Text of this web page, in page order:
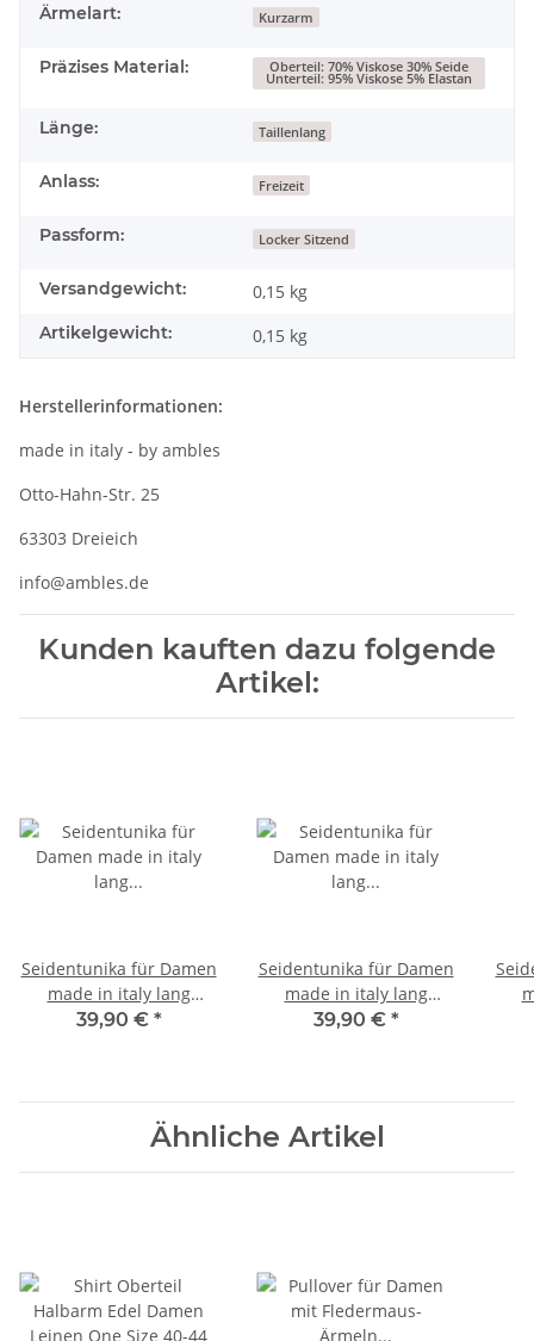
Ärmelart: Kurzarm
Präzises Material: Oberteil: 70% Viskose 30% Seide
Unterteil: 95% Viskose 5% Elastan
Länge: Taillenlang
Anlass: Freizeit
Passform: Locker Sitzend
Versandgewicht: 0,15 kg
Artikelgewicht: 0,15 kg
Herstellerinformationen:
made in italy - by ambles
Otto-Hahn-Str. 25
63303 Dreieich
info@ambles.de
Kunden kauften dazu folgende
Artikel:
Seidentunika für Damen
made in italy lang
Fledermaus-Ärmel
39,90 € *
Seidentunika für Damen
made in italy lang
Fledermaus-Ärmel
39,90 € *
Ähnliche Artikel